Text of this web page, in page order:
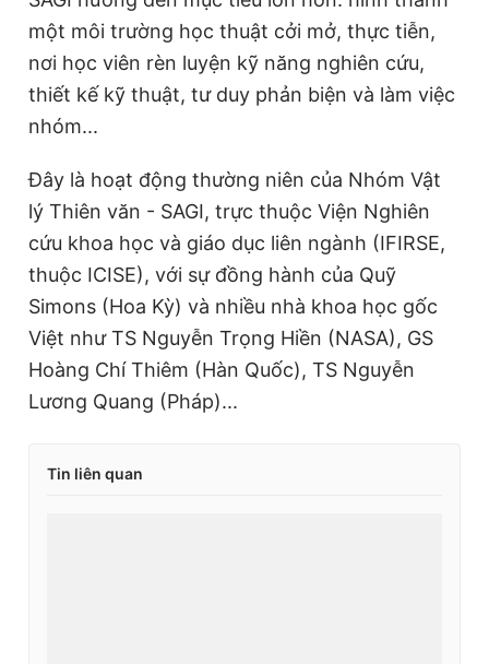
một môi trường học thuật cởi mở, thực tiễn,
nơi học viên rèn luyện kỹ năng nghiên cứu,
thiết kế kỹ thuật, tư duy phản biện và làm việc
nhóm...
Đây là hoạt động thường niên của Nhóm Vật
lý Thiên văn - SAGI, trực thuộc Viện Nghiên
cứu khoa học và giáo dục liên ngành (IFIRSE,
thuộc ICISE), với sự đồng hành của Quỹ
Simons (Hoa Kỳ) và nhiều nhà khoa học gốc
Việt như TS Nguyễn Trọng Hiền (NASA), GS
Hoàng Chí Thiêm (Hàn Quốc), TS Nguyễn
Lương Quang (Pháp)...
Tin liên quan